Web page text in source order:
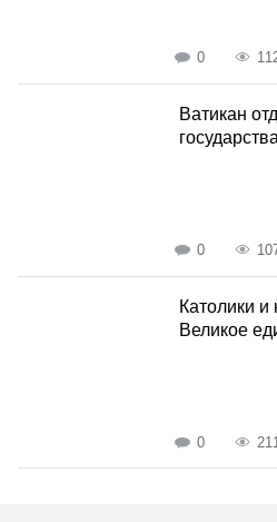
0
Ватикан
государства
0
Католики
Великое
0